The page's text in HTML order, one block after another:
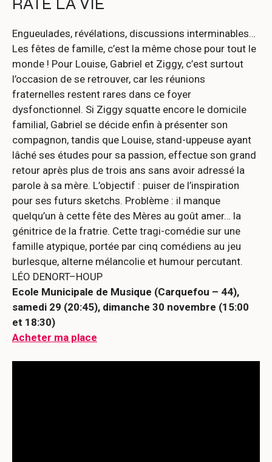
Engueulades, révélations, discussions interminables…
Les fêtes de famille, c’est la même chose pour tout le
monde ! Pour Louise, Gabriel et Ziggy, c’est surtout
l’occasion de se retrouver, car les réunions
fraternelles restent rares dans ce foyer
dysfonctionnel. Si Ziggy squatte encore le domicile
familial, Gabriel se décide enfin à présenter son
compagnon, tandis que Louise, stand-uppeuse ayant
lâché ses études pour sa passion, effectue son grand
retour après plus de trois ans sans avoir adressé la
parole à sa mère. L’objectif : puiser de l’inspiration
pour ses futurs sketchs. Problème : il manque
quelqu’un à cette fête des Mères au goût amer… la
génitrice de la fratrie. Cette tragi-comédie sur une
famille atypique, portée par cinq comédiens au jeu
burlesque, alterne mélancolie et humour percutant.
LÉO DENORT–HOUP
Ecole Municipale de Musique (Carquefou – 44),
samedi 29 (20:45), dimanche 30 novembre (15:00
et 18:30)
Acheter ma place